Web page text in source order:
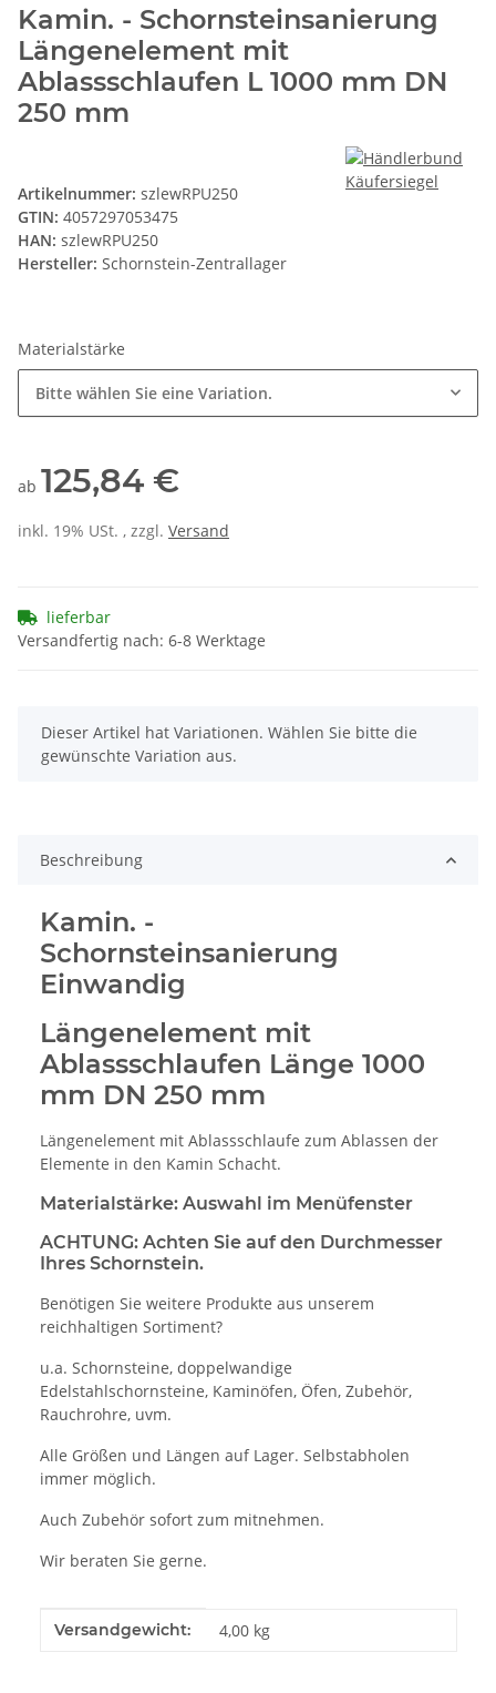
Kamin. - Schornsteinsanierung
Längenelement mit
Ablassschlaufen L 1000 mm DN
250 mm
Artikelnummer: szlewRPU250
GTIN: 4057297053475
HAN: szlewRPU250
Hersteller: Schornstein-Zentrallager
Materialstärke
Bitte wählen Sie eine Variation.
ab 125,84 €
inkl. 19% USt. , zzgl. Versand
lieferbar
Versandfertig nach: 6-8 Werktage
x
Dieser Artikel hat Variationen. Wählen Sie bitte die
gewünschte Variation aus.
Beschreibung
Kamin. -
Schornsteinsanierung
Einwandig
Längenelement mit
Ablassschlaufen Länge 1000
mm DN 250 mm
Längenelement mit Ablassschlaufe zum Ablassen der
Elemente in den Kamin Schacht.
Materialstärke: Auswahl im Menüfenster
ACHTUNG: Achten Sie auf den Durchmesser
Ihres Schornstein.
Benötigen Sie weitere Produkte aus unserem
reichhaltigen Sortiment?
u.a. Schornsteine, doppelwandige
Edelstahlschornsteine, Kaminöfen, Öfen, Zubehör,
Rauchrohre, uvm.
Alle Größen und Längen auf Lager. Selbstabholen
immer möglich.
Auch Zubehör sofort zum mitnehmen.
Wir beraten Sie gerne.
Produkteigenschaft
Wert
Versandgewicht: 4,00 kg